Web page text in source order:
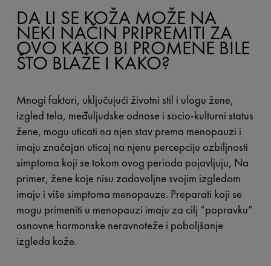
DA LI SE KOŽA MOŽE NA
NEKI NAČIN PRIPREMITI ZA
OVO KAKO BI PROMENE BILE
ŠTO BLAŽE I KAKO?
Mnogi faktori, uključujući životni stil i ulogu žene,
izgled tela, međuljudske odnose i socio-kulturni status
žene, mogu uticati na njen stav prema menopauzi i
imaju značajan uticaj na njenu percepciju ozbiljnosti
simptoma koji se tokom ovog perioda pojavljuju, Na
primer, žene koje nisu zadovoljne svojim izgledom
imaju i više simptoma menopauze. Preparati koji se
mogu primeniti u menopauzi imaju za cilj “popravku”
osnovne hormonske neravnoteže i poboljšanje
izgleda kože.